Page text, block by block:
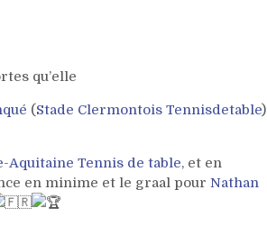
qu’elle
(Stade Clermontois Tennisdetable)
Aquitaine Tennis de table, et en
en minime et le graal pour Nathan